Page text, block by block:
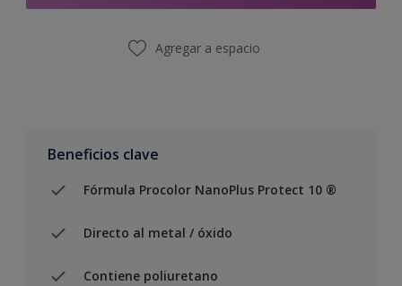
Agregar a espacio
Beneficios clave
Fórmula Procolor NanoPlus Protect 10 ®
Directo al metal / óxido
Contiene poliuretano